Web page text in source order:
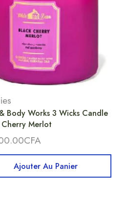
Body Works 3 Wicks Candle
Cherry Merlot
CFA
Ajouter Au Panier